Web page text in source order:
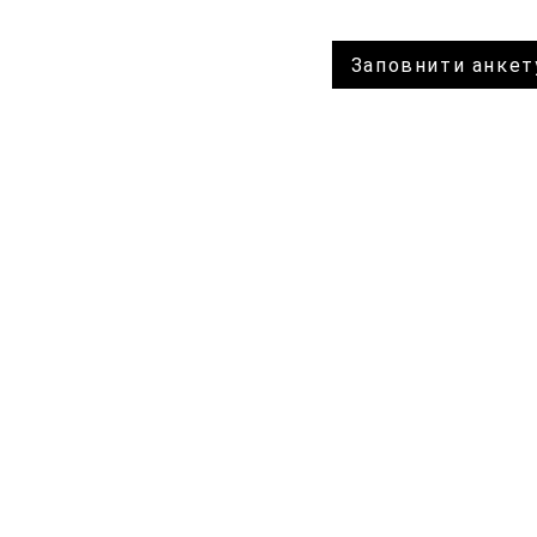
незаконне та
рішення суду
Заповнити